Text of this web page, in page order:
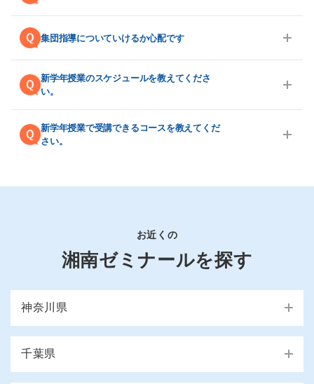
さらに、２～４月・春期講習のいずれかを無料体験、その
ます。
※一部コースを除く。 ※教材・テスト費は別。
無料体験のお問い合わせはこちら >
が指導に当たります。
また、生徒さん・保護者様からは「親しみやすい」「授業
が楽しい」というお声をよくいただきます。分かりやす
く、"楽しい授業"が得意な講師が多いのも湘ゼミの特長で
す。
集団指導についていけるか心配です
間を設けています*。もし、授業や宿題でわからない問題が
あっても、そのままにしない仕組みがあります。ぜひ無料
体験授業で体感してみてください。
無料体験のお問い合わせはこちら >
*総合進学コースの場合
新学年授業のスケジュールを教えてくださ
い。
よって異なります。新学年のスケジュールに関する詳細は
校舎までお気軽にお問い合わせください。
新学年授業で受講できるコースを教えてくだ
さい。
宮等 受験指導（中1〜中3）、 高校生は 高校生の個別指導
ごとに異なるため、詳しくは校舎までお問い合わせくださ
無料体験のお問い合わせはこちら >
お近くの
湘南ゼミナールを探す
神奈川県
千葉県